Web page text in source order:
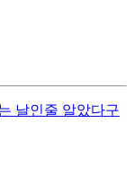
날인줄 알았다구